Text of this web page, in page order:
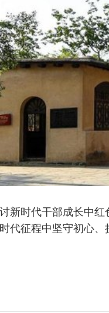
新时代干部成长中
代征程中坚守初心